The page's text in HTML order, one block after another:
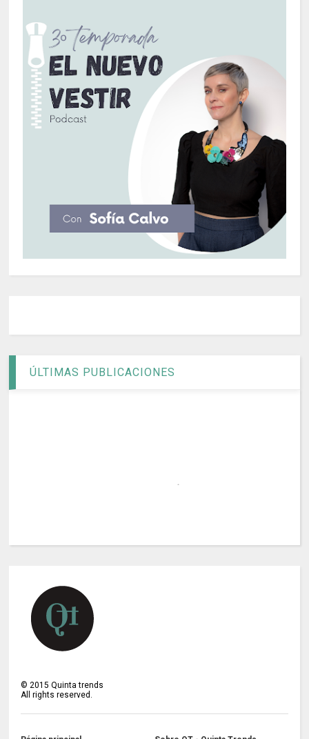
ÚLTIMAS PUBLICACIONES
©2015 Quinta trends
All rights reserved.